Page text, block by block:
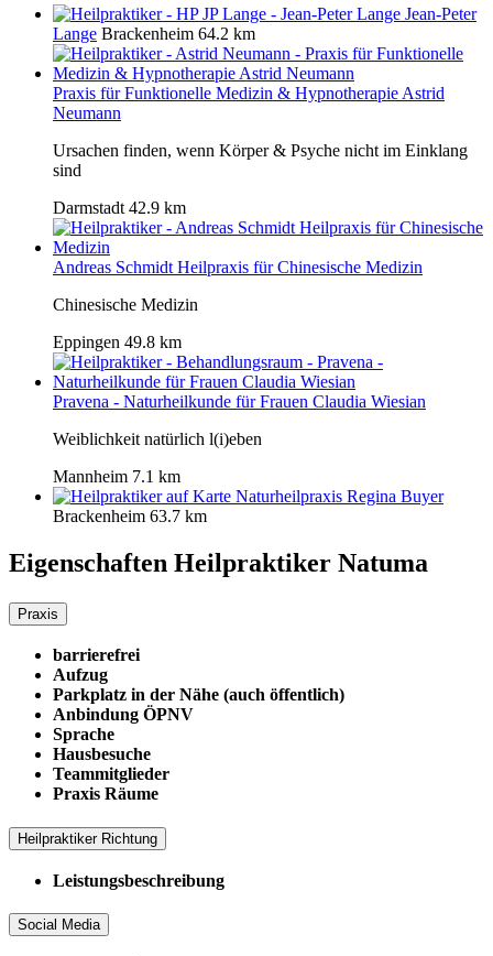
Jean-Peter
Lange Brackenheim 64.2 km
Praxis für Funktionelle Medizin & Hypnotherapie Astrid
Neumann
Ursachen finden, wenn Körper & Psyche nicht im Einklang
sind
Darmstadt 42.9 km
Andreas Schmidt Heilpraxis für Chinesische Medizin
Chinesische Medizin
Eppingen 49.8 km
Pravena - Naturheilkunde für Frauen Claudia Wiesian
Weiblichkeit natürlich l(i)eben
Mannheim 7.1 km
Naturheilpraxis Regina Buyer
Brackenheim 63.7 km
Eigenschaften Heilpraktiker Natuma
Praxis
barrierefrei
Aufzug
Parkplatz in der Nähe (auch öffentlich)
Anbindung ÖPNV
Sprache
Hausbesuche
Teammitglieder
Praxis Räume
Heilpraktiker Richtung
Leistungsbeschreibung
Social Media